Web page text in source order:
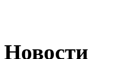
Новости